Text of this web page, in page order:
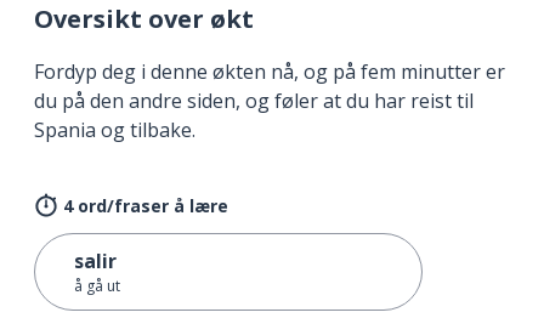
Oversikt over økt
Fordyp deg i denne økten nå, og på fem minutter er
du på den andre siden, og føler at du har reist til
Spania og tilbake.
4 ord/fraser å lære
salir
å gå ut